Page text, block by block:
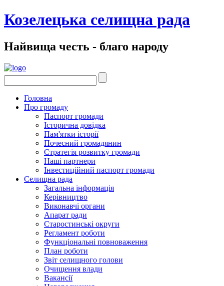
Козелецька селищна рада
Найвища честь - благо народу
Головна
Про громаду
Паспорт громади
Історична довідка
Пам'ятки історії
Почесний громадянин
Стратегія розвитку громади
Наші партнери
Інвестиційний паспорт громади
Селищна рада
Загальна інформація
Керівництво
Виконавчі органи
Апарат ради
Старостинські округи
Регламент роботи
Функціональні повноваження
План роботи
Звіт селищного голови
Очищення влади
Вакансії